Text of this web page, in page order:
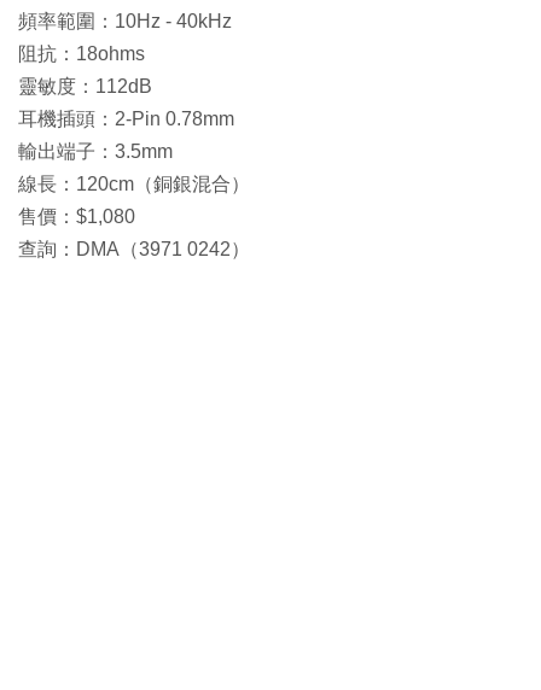
頻率範圍：10Hz - 40kHz
阻抗：18ohms
靈敏度：112dB
耳機插頭：2-Pin 0.78mm
輸出端子：3.5mm
線長：120cm（銅銀混合）
售價：$1,080
查詢：DMA（3971 0242）